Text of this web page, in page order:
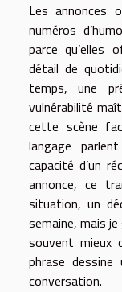
Les annonces
numéros
parce qu’elles
détail de
temps, une
vulnérabilité
cette scène
langage
capacité d’un
annonce, ce
situation, un
semaine, mais
souvent mieux
phrase
conversation.